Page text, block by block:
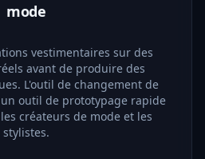
mode
vestimentaires sur des
avant de produire des
L'outil de changement de
outil de prototypage rapide
créateurs de mode et les
stylistes.